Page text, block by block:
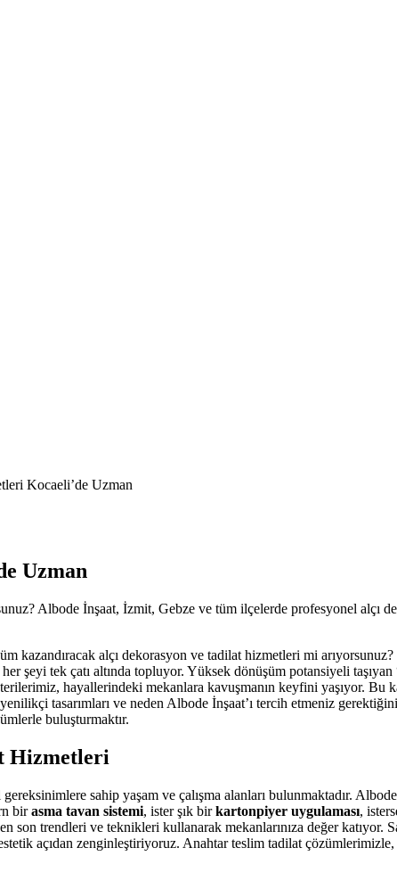
Kocaeli’de Uzman
Uzman
Albode İnşaat, İzmit, Gebze ve tüm ilçelerde profesyonel alçı
alçı dekorasyon ve tadilat hizmetleri mi arıyorsunuz?
şeyi tek çatı altında topluyor. Yüksek dönüşüm potansiyeli taşıyan
hayallerindeki mekanlara kavuşmanın keyfini yaşıyor. Bu
tasarımları ve neden Albode İnşaat’ı tercih etmeniz
buluşturmaktır.
Hizmetleri
sahip yaşam ve çalışma alanları bulunmaktadır.
birasma tavan sistemi, ister şık birkartonpiyer uygulaması,
trendleri ve teknikleri kullanarak mekanlarınıza değer katıyor.
açıdan zenginleştiriyoruz. Anahtar teslim tadilat